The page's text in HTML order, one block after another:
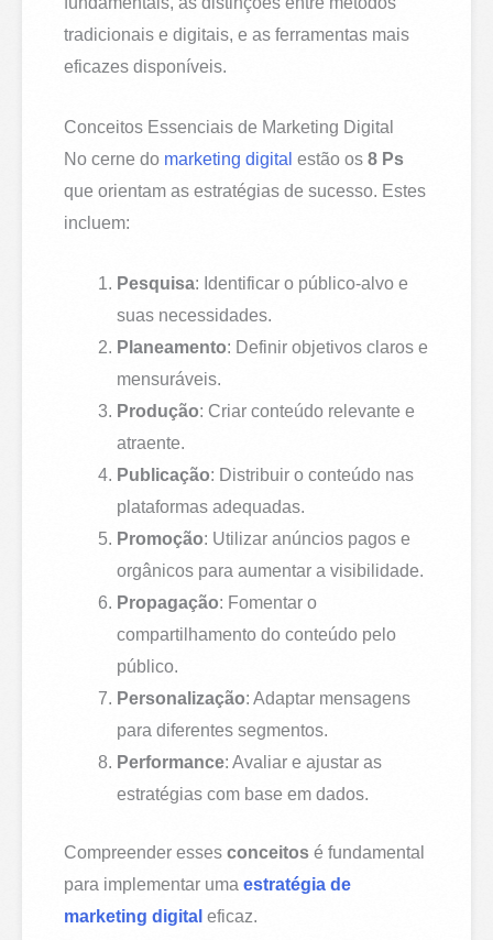
tradicionais e digitais, e as ferramentas mais
eficazes disponíveis.
Conceitos Essenciais de Marketing Digital
No cerne do marketing digital estão os8 Ps
que orientam as estratégias de sucesso. Estes
incluem:
Pesquisa: Identificar o público-alvo e
suas necessidades.
Planeamento: Definir objetivos claros e
mensuráveis.
Produção: Criar conteúdo relevante e
atraente.
Publicação: Distribuir o conteúdo nas
plataformas adequadas.
Promoção: Utilizar anúncios pagos e
orgânicos para aumentar a visibilidade.
Propagação: Fomentar o
compartilhamento do conteúdo pelo
público.
Personalização: Adaptar mensagens
para diferentes segmentos.
Performance: Avaliar e ajustar as
estratégias com base em dados.
Compreender essesconceitos é fundamental
para implementar umaestratégia de
marketing digital eficaz.